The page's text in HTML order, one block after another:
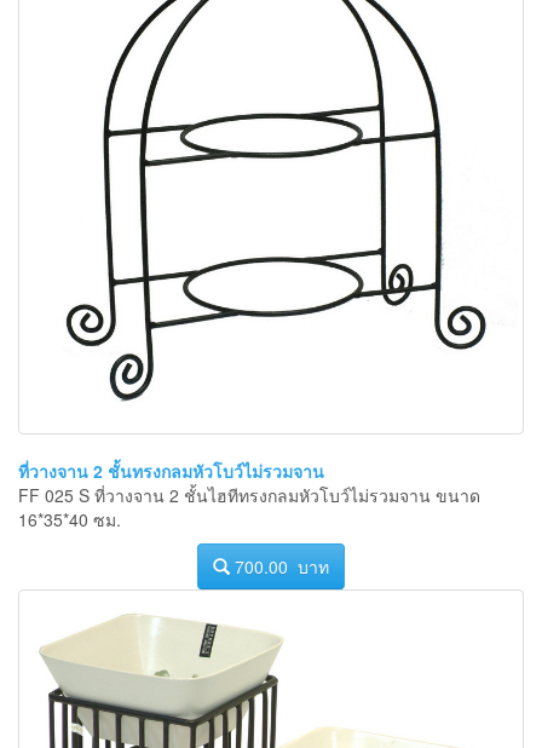
ที่วางจาน 2 ชั้นทรงกลมหัวโบว์ไม่รวมจาน
FF 025 S ที่วางจาน 2 ชั้นไฮทีทรงกลมหัวโบว์ไม่รวมจาน ขนาด
16*35*40 ซม.
700.00 บาท